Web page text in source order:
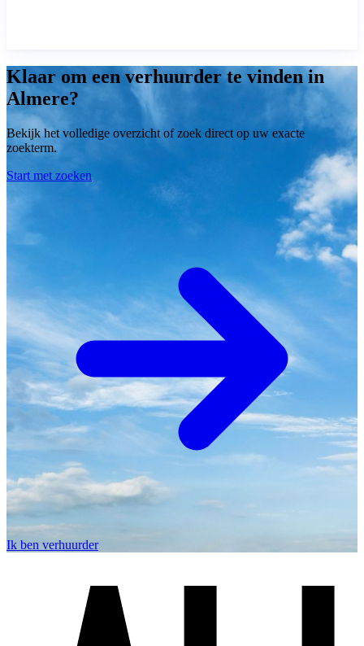
Klaar om een verhuurder te vinden in
Almere?
Bekijk het volledige overzicht of zoek direct op uw exacte
zoekterm.
Start met zoeken
Ik ben verhuurder